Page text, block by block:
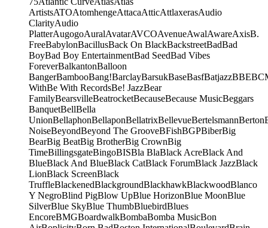
ArtistsATOAtomhengeAttacaAtticAttlaxerasAudio
ClarityAudio
PlatterAugogoAuralAvatarAVCOAvenueAwalAwareAxisB.
FreeBabylonBacillusBack On BlackBackstreetBadBad
BoyBad Boy EntertainmentBad SeedBad Vibes
ForeverBalkantonBalloon
BangerBambooBang!BarclayBarsukBaseBasfBatjazzBBE
WithBe With RecordsBe! JazzBear
FamilyBearsvilleBeatrocketBecauseBecause MusicBeggars
BanquetBellBella
UnionBellaphonBellaponBellatrixBellevueBertelsmannBerton
NoiseBeyondBeyond The GrooveBFishBGPBiberBig
BearBig BeatBig BrotherBig CrownBig
TimeBillingsgateBingoBISBla BlaBlack AcreBlack And
BlueBlack And BlueBlack CatBlack ForumBlack JazzBlack
LionBlack ScreenBlack
TruffleBlackenedBlackgroundBlackhawkBlackwoodBlanco
Y NegroBlind PigBlow UpBlue HorizonBlue MoonBlue
SilverBlue SkyBlue ThumbBluebirdBlues
EncoreBMGBoardwalkBombaBomba MusicBon